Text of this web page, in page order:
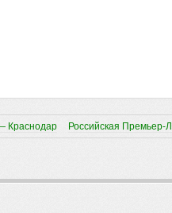
Краснодар Российская